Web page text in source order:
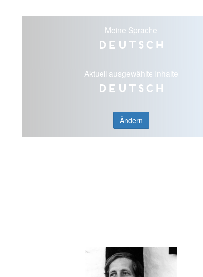
Meine Sprache
Deutsch
Aktuell ausgewählte Inhalte
Deutsch
Ändern